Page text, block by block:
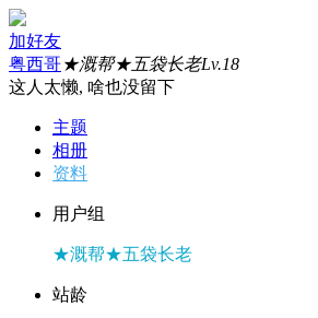
加好友
粤西哥★溉帮★五袋长老Lv.18
这人太懒, 啥也没留下
主题
相册
资料
用户组
★溉帮★五袋长老
站龄